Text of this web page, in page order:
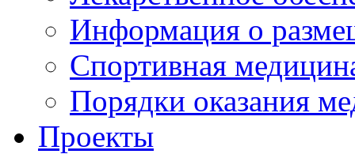
Информация о
Спортивная
Порядки оказания
Проекты